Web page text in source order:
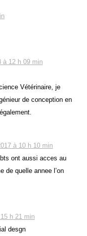
à 12 h 09 min
Vétérinaire, je
de conception en
à 10 h 10 min
ont aussi acces au
de quelle annee l’on
h 21 min
desgn